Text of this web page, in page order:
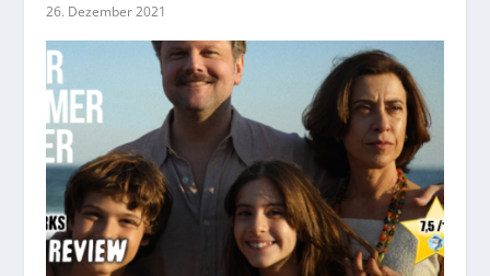
26. Dezember 2021